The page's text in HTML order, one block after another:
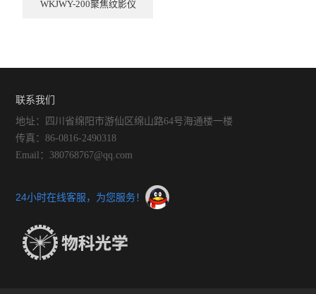
WKJWY-200聚焦纹影仪
联系我们
地址：四川省绵阳市游仙区绵山路64号海通楼一楼
传真：86-0816-2490318
Email：380768767@qq.com
24小时在线客服，为您服务！